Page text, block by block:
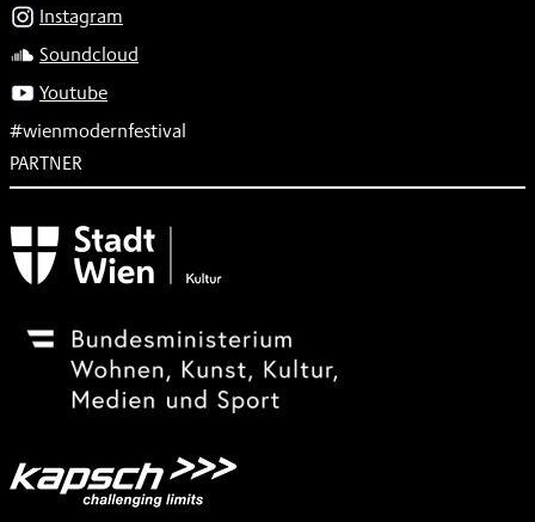
Instagram
Soundcloud
Youtube
#wienmodernfestival
PARTNER
Subventionsgeber